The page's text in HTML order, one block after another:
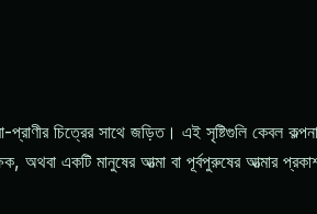
চিত্রের সাথে জড়িত। এই সৃষ্টিগুলি কেবল
একটি মানুষের আত্মা বা পূর্বপুরুষের আত্মার প্রকাশ